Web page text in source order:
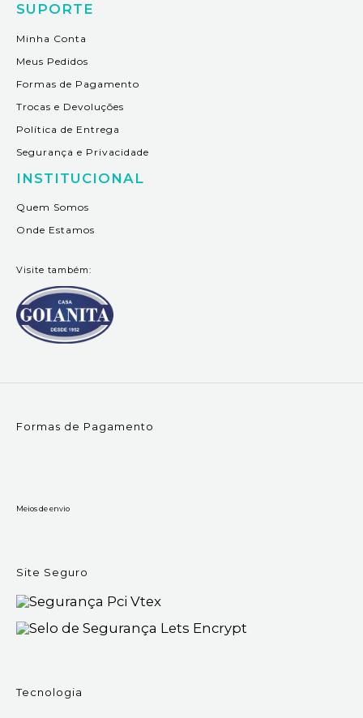
SUPORTE
Minha Conta
Meus Pedidos
Formas de Pagamento
Trocas e Devoluções
Política de Entrega
Segurança e Privacidade
INSTITUCIONAL
Quem Somos
Onde Estamos
Visite também:
Formas de Pagamento
Meios de envio
Site Seguro
Tecnologia